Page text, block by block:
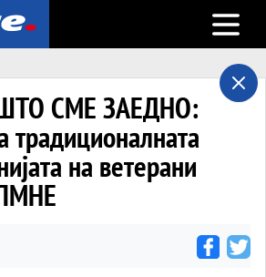
Open
СМЕ ЗАЕДНО:
традиционалната
на ветерани